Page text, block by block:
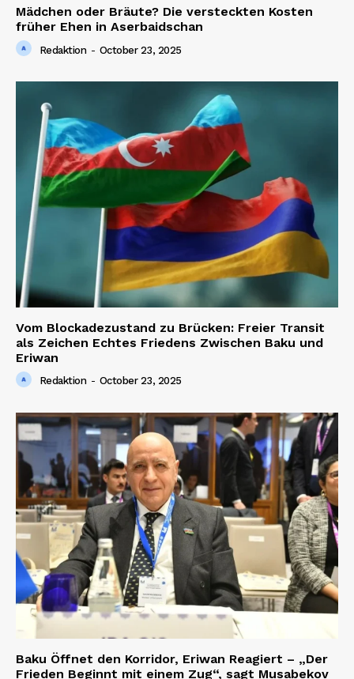
Mädchen oder Bräute? Die versteckten Kosten
früher Ehen in Aserbaidschan
Redaktion - October 23, 2025
Vom Blockadezustand zu Brücken: Freier Transit
als Zeichen Echtes Friedens Zwischen Baku und
Eriwan
Redaktion - October 23, 2025
Baku Öffnet den Korridor, Eriwan Reagiert – „Der
Frieden Beginnt mit einem Zug“, sagt Musabekov